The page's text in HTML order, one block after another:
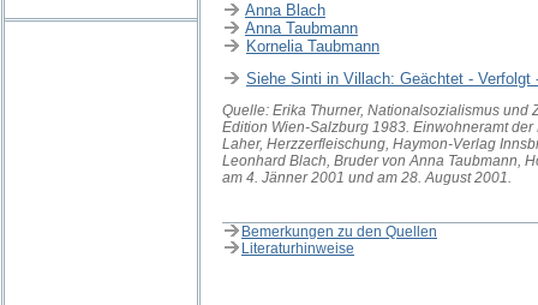
Anna Blach
Anna Taubmann
Kornelia Taubmann
Siehe Sinti in Villach: Geächtet - Verfolgt
Quelle: Erika Thurner, Nationalsozialismus und
Edition Wien-Salzburg 1983. Einwohneramt
Laher, Herzzerfleischung, Haymon-Verlag
Leonhard Blach, Bruder von Anna Taubmann,
am 4. Jänner 2001 und am 28. August 2001.
Bemerkungen zu den Quellen
Literaturhinweise